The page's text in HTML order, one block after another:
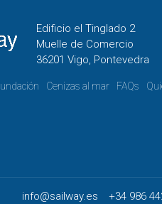
Edificio el Tinglado 2
Muelle de Comercio
36201 Vigo, Pontevedra
Cenizas al mar FAQs
info@sailway.es +34 986